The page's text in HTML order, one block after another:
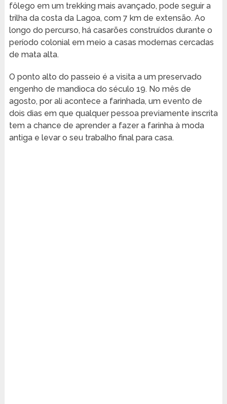
fôlego em um trekking mais avançado, pode seguir a
trilha da costa da Lagoa, com 7 km de extensão. Ao
longo do percurso, há casarões construídos durante o
período colonial em meio a casas modernas cercadas
de mata alta.
O ponto alto do passeio é a visita a um preservado
engenho de mandioca do século 19. No mês de
agosto, por ali acontece a farinhada, um evento de
dois dias em que qualquer pessoa previamente inscrita
tem a chance de aprender a fazer a farinha à moda
antiga e levar o seu trabalho final para casa.